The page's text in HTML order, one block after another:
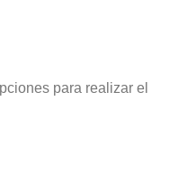
para realizar el